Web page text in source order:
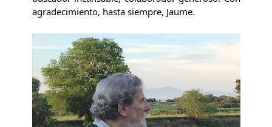
agradecimiento, hasta siempre, Jaume.